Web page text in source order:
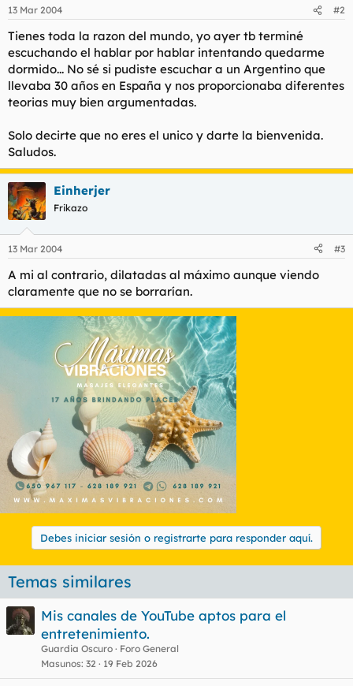
13 Mar 2004 #2
Tienes toda la razon del mundo, yo ayer tb terminé
escuchando el hablar por hablar intentando quedarme
dormido... No sé si pudiste escuchar a un Argentino que
llevaba 30 años en España y nos proporcionaba diferentes
teorias muy bien argumentadas.
Solo decirte que no eres el unico y darte la bienvenida.
Saludos.
Einherjer
Frikazo
13 Mar 2004 #3
A mi al contrario, dilatadas al máximo aunque viendo
claramente que no se borrarían.
Debes iniciar sesión o registrarte para responder aquí.
Temas similares
Mis canales de YouTube aptos para el
entretenimiento.
Guardia Oscuro
Foro General
Masunos 32 19 Feb 2026